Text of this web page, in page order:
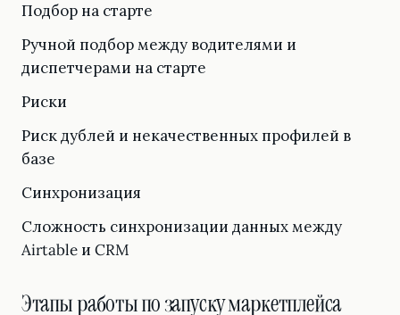
Подбор на старте
Ручной подбор между водителями и
диспетчерами на старте
Риски
Риск дублей и некачественных профилей в
базе
Синхронизация
Сложность синхронизации данных между
Airtable и CRM
Этапы работы по запуску маркетплейса